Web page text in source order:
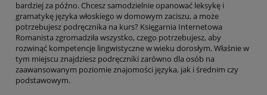
bardziej za późno. Chcesz samodzielnie opanować leksykę i
gramatykę języka włoskiego w domowym zaciszu, a może
potrzebujesz podręcznika na kurs? Księgarnia Internetowa
Romanista zgromadziła wszystko, czego potrzebujesz, aby
rozwinąć kompetencje lingwistyczne w wieku dorosłym. Właśnie w
tym miejscu znajdziesz podręczniki zarówno dla osób na
zaawansowanym poziomie znajomości języka, jak i średnim czy
podstawowym.